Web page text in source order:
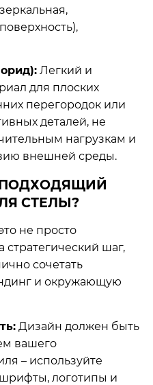
Легкий и
для плоских
перегородок или
деталей, не
нагрузкам и
внешней среды.
ПОДХОДЯЩИЙ
СТЕЛЫ?
не просто
стратегический шаг,
сочетать
и окружающую
Дизайн должен быть
вашего
– используйте
логотипы и